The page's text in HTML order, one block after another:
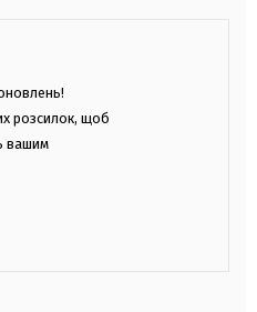
розсилок, щоб
вашим